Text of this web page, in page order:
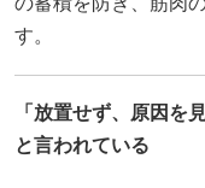
す。
「放置せず、原因を
と言われている